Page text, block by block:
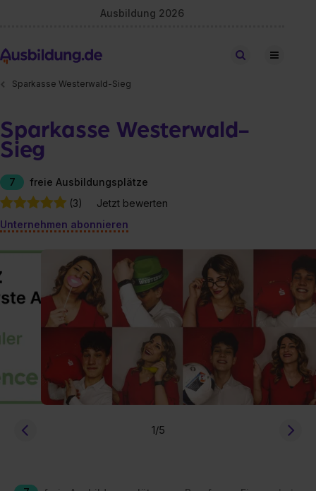
Ausbildung 2026
Stellen finden
Sparkasse Westerwald-Sieg
Sparkasse Westerwald-
Sieg
7
freie Ausbildungsplätze
(3)
Jetzt bewerten
Unternehmen abonnieren
1/5